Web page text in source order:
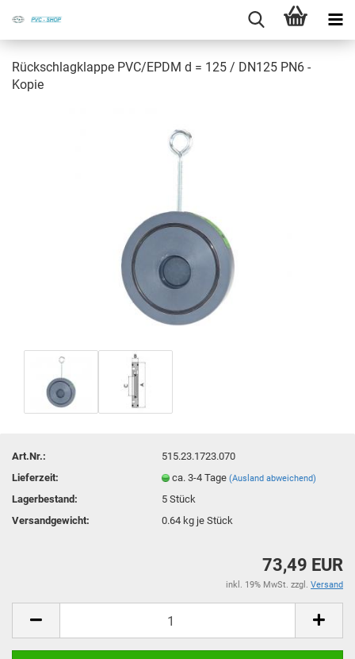
Rück­schlag­klap­pe PVC/EPDM d = 125 / DN125 PN6 -
Kopie
Art.Nr.:
515.23.1723.070
Lieferzeit:
ca. 3-4 Tage(Ausland abweichend)
Lagerbestand: 5Stück
Versandgewicht:
0.64 kg je Stück
73,49 EUR
inkl. 19% MwSt. zzgl. Versand